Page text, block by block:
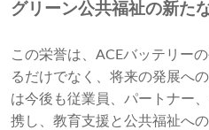
グリーン公共福祉の新た
この栄誉は、ACEバッテリー
るだけでなく、将来の発展へ
は今後も従業員、パートナー
携し、教育支援と公共福祉へ